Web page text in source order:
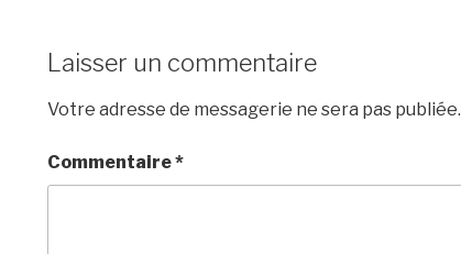
Laisser un commentaire
Votre adresse de messagerie ne sera pas publiée.
Commentaire*